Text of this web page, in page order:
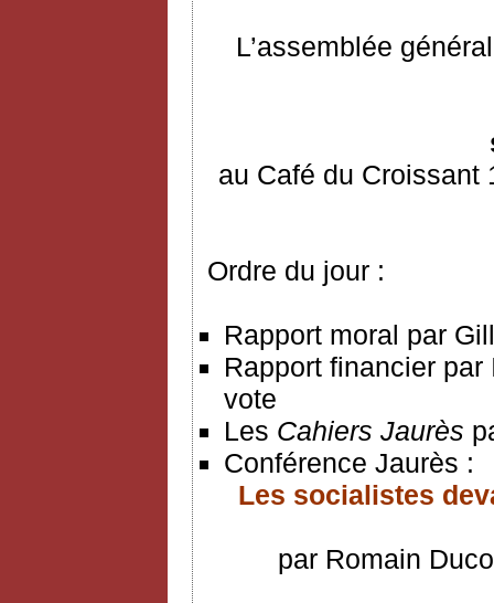
L’assemblée
au Café du Croissant
Ordre du jour :
Rapport moral par
Rapport financier
vote
Les Cahiers Jaurès
Conférence Jaurès :
Les socialistes
par Romain